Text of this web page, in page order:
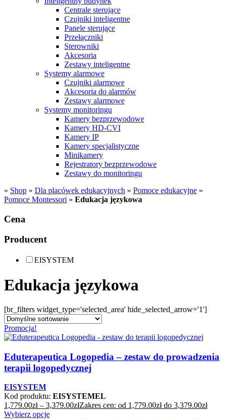
Centrale sterujące
Czujniki inteligentne
Panele sterujące
Przełączniki
Sterowniki
Akcesoria
Zestawy inteligentne
Systemy alarmowe
Czujniki alarmowe
Akcesoria do alarmów
Zestawy alarmowe
Systemy monitoringu
Kamery bezprzewodowe
Kamery HD-CVI
Kamery IP
Kamery specjalistyczne
Minikamery
Rejestratory bezprzewodowe
Zestawy do monitoringu
» Shop » Dla placówek edukacyjnych » Pomoce edukacyjne »
Pomoce Montessori » Edukacja językowa
Cena
Producent
EISYSTEM
Edukacja językowa
[br_filters widget_type='selected_area' hide_selected_arrow='1']
Promocja!
Eduterapeutica Logopedia – zestaw do prowadzenia
terapii logopedycznej
EISYSTEM
Kod produktu: EISYSTEMEL
1,779.00zł – 3,379.00złZakres cen: od 1,779.00zł do 3,379.00zł
Wybierz opcje